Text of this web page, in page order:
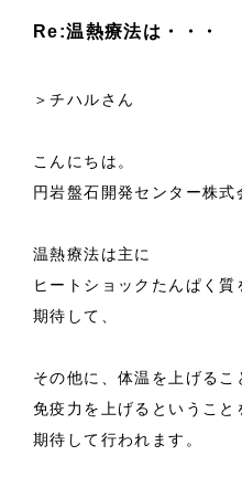
Re:温熱療法は・・・
＞チハルさん
こんにちは。
円岩盤石開発センター株式
温熱療法は主に
ヒートショックたんぱく質
期待して、
その他に、体温を上げるこ
免疫力を上げるということ
期待して行われます。